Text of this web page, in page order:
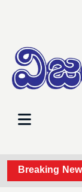
Breaking
ప్రొఫెసర్